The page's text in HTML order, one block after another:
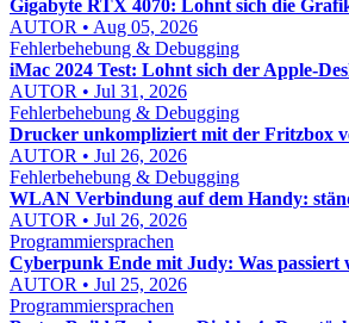
Gigabyte RTX 4070: Lohnt sich die
AUTOR • Aug 05, 2026
Fehlerbehebung & Debugging
iMac 2024 Test: Lohnt sich der Apple-
AUTOR • Jul 31, 2026
Fehlerbehebung & Debugging
Drucker unkompliziert mit der Fritzbox
AUTOR • Jul 26, 2026
Fehlerbehebung & Debugging
WLAN Verbindung auf dem Handy:
AUTOR • Jul 26, 2026
Programmiersprachen
Cyberpunk Ende mit Judy: Was passiert
AUTOR • Jul 25, 2026
Programmiersprachen